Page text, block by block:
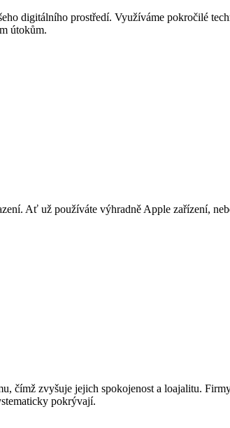
digitálního prostředí. Využíváme pokročilé
útokům.
Ať už používáte výhradně Apple zařízení,
čímž zvyšuje jejich spokojenost a loajalitu.
pokrývají.